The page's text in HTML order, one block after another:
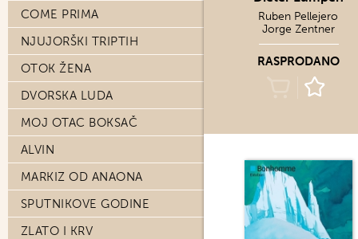
COME PRIMA
NJUJORŠKI TRIPTIH
OTOK ŽENA
DVORSKA LUDA
MOJ OTAC BOKSAČ
ALVIN
MARKIZ OD ANAONA
SPUTNIKOVE GODINE
ZLATO I KRV
Ruben Pellejero
Jorge Zentner
RASPRODANO